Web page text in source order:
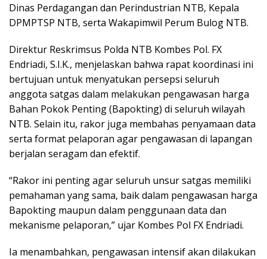
Dinas Perdagangan dan Perindustrian NTB, Kepala
DPMPTSP NTB, serta Wakapimwil Perum Bulog NTB.
Direktur Reskrimsus Polda NTB Kombes Pol. FX
Endriadi, S.I.K., menjelaskan bahwa rapat koordinasi ini
bertujuan untuk menyatukan persepsi seluruh
anggota satgas dalam melakukan pengawasan harga
Bahan Pokok Penting (Bapokting) di seluruh wilayah
NTB. Selain itu, rakor juga membahas penyamaan data
serta format pelaporan agar pengawasan di lapangan
berjalan seragam dan efektif.
“Rakor ini penting agar seluruh unsur satgas memiliki
pemahaman yang sama, baik dalam pengawasan harga
Bapokting maupun dalam penggunaan data dan
mekanisme pelaporan,” ujar Kombes Pol FX Endriadi.
Ia menambahkan, pengawasan intensif akan dilakukan